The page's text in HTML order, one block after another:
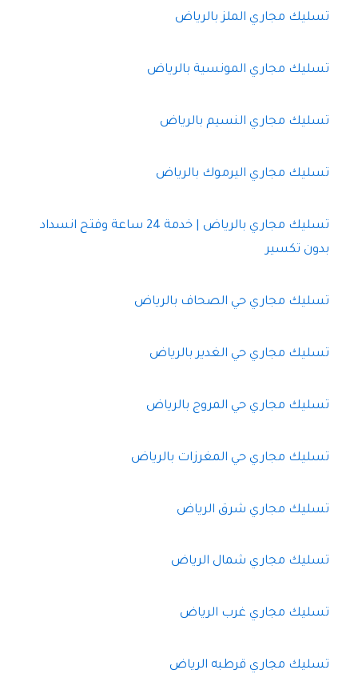
تسليك مجاري الملز بالرياض
تسليك مجاري المونسية بالرياض
تسليك مجاري النسيم بالرياض
تسليك مجاري اليرموك بالرياض
تسليك مجاري بالرياض | خدمة 24 ساعة وفتح انسداد
بدون تكسير
تسليك مجاري حي الصحاف بالرياض
تسليك مجاري حي الغدير بالرياض
تسليك مجاري حي المروج بالرياض
تسليك مجاري حي المغرزات بالرياض
تسليك مجاري شرق الرياض
تسليك مجاري شمال الرياض
تسليك مجاري غرب الرياض
تسليك مجاري قرطبه الرياض